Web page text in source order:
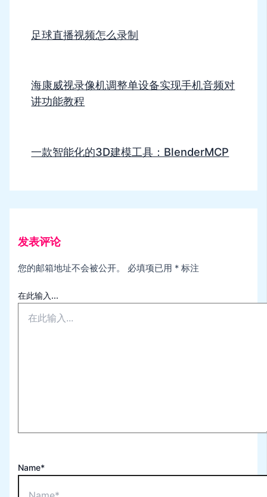
足球直播视频怎么录制
海康威视录像机调整单设备实现手机音频对
讲功能教程
一款智能化的3D建模工具：BlenderMCP
发表评论
您的邮箱地址不会被公开。 必填项已用 * 标注
在此输入...
Name*